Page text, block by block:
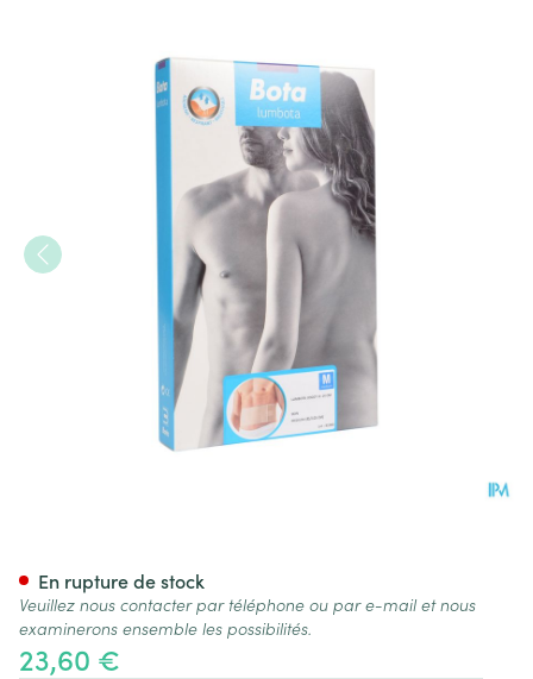
23,60 €
En rupture de stock
Veuillez nous contacter par téléphone ou par e-mail et nous
examinerons ensemble les possibilités.